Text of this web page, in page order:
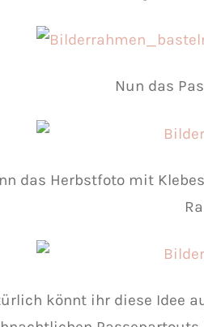
Nun das
das Herbstfoto mit
könnt ihr diese Idee